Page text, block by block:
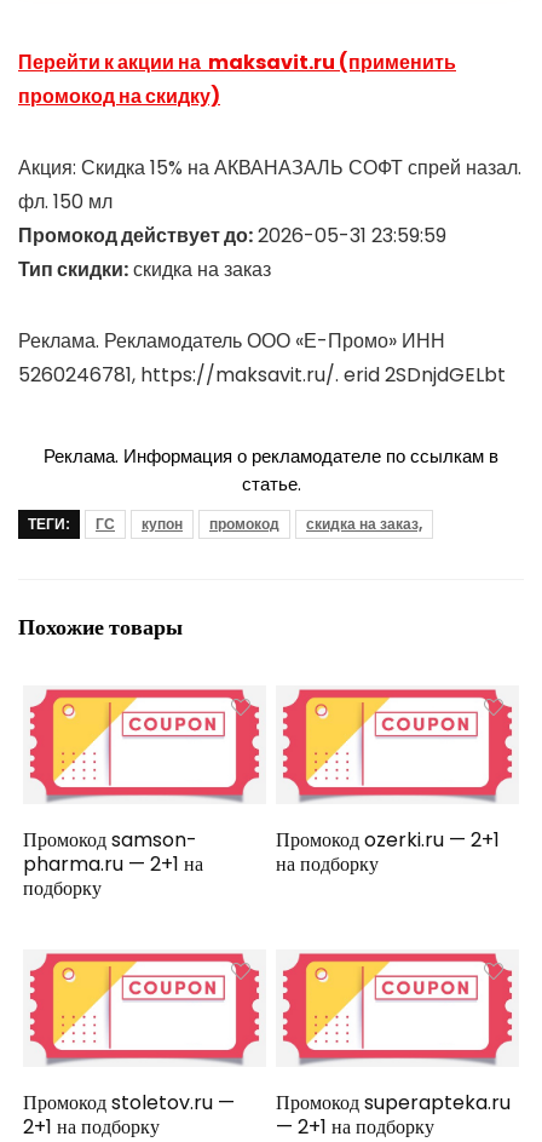
Перейти к акции на maksavit.ru (применить
промокод на скидку)
Акция: Скидка 15% на АКВАНАЗАЛЬ СОФТ спрей назал.
фл. 150 мл
Промокод действует до:2026-05-31 23:59:59
Тип скидки:скидка на заказ
Реклама. Рекламодатель ООО «Е-Промо» ИНН
5260246781, https://maksavit.ru/. erid 2SDnjdGELbt
Реклама. Информация о рекламодателе по ссылкам в
статье.
ТЕГИ: ГС купон промокод скидка на заказ,
Похожие товары
Промокод samson-
pharma.ru — 2+1 на
подборку
Промокод ozerki.ru — 2+1
на подборку
Промокод stoletov.ru —
2+1 на подборку
Промокод superapteka.ru
— 2+1 на подборку